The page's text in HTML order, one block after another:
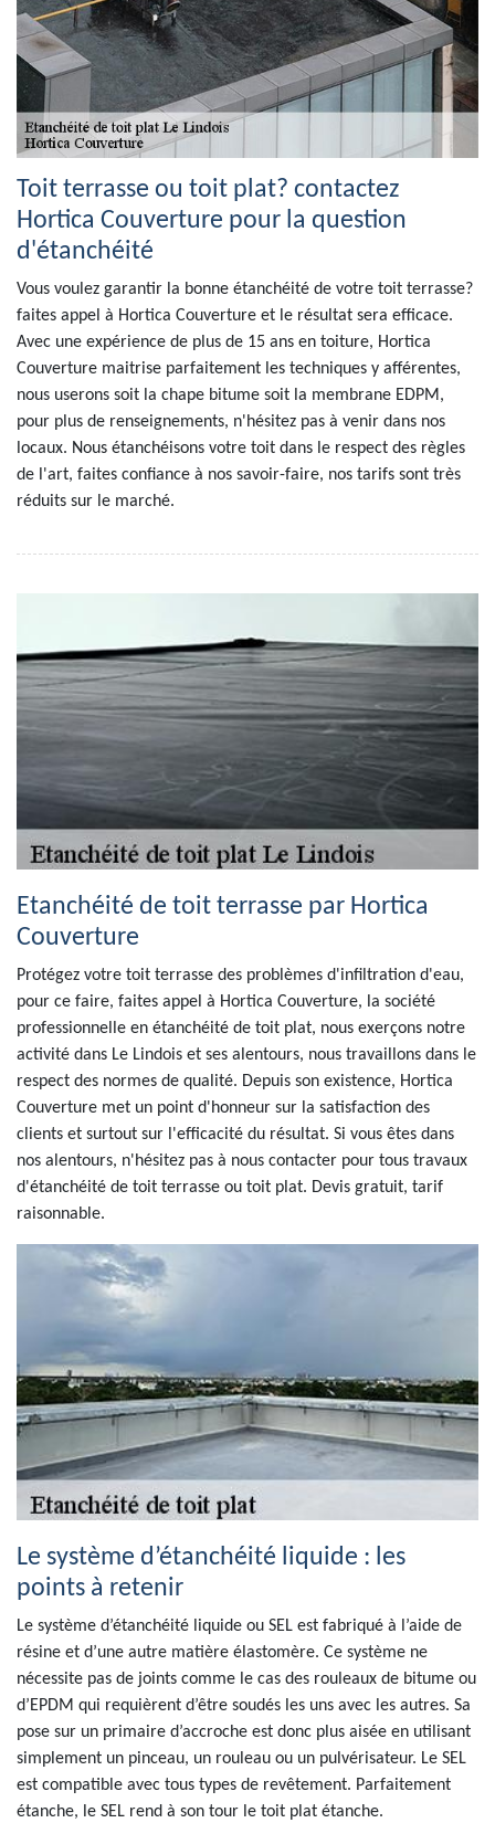
Toit terrasse ou toit plat? contactez
Hortica Couverture pour la question
d'étanchéité
Vous voulez garantir la bonne étanchéité de votre toit terrasse?
faites appel à Hortica Couverture et le résultat sera efficace.
Avec une expérience de plus de 15 ans en toiture, Hortica
Couverture maitrise parfaitement les techniques y afférentes,
nous userons soit la chape bitume soit la membrane EDPM,
pour plus de renseignements, n'hésitez pas à venir dans nos
locaux. Nous étanchéisons votre toit dans le respect des règles
de l'art, faites confiance à nos savoir-faire, nos tarifs sont très
réduits sur le marché.
Etanchéité de toit terrasse par Hortica
Couverture
Protégez votre toit terrasse des problèmes d'infiltration d'eau,
pour ce faire, faites appel à Hortica Couverture, la société
professionnelle en étanchéité de toit plat, nous exerçons notre
activité dans Le Lindois et ses alentours, nous travaillons dans le
respect des normes de qualité. Depuis son existence, Hortica
Couverture met un point d'honneur sur la satisfaction des
clients et surtout sur l'efficacité du résultat. Si vous êtes dans
nos alentours, n'hésitez pas à nous contacter pour tous travaux
d'étanchéité de toit terrasse ou toit plat. Devis gratuit, tarif
raisonnable.
Le système d’étanchéité liquide : les
points à retenir
Le système d’étanchéité liquide ou SEL est fabriqué à l’aide de
résine et d’une autre matière élastomère. Ce système ne
nécessite pas de joints comme le cas des rouleaux de bitume ou
d’EPDM qui requièrent d’être soudés les uns avec les autres. Sa
pose sur un primaire d’accroche est donc plus aisée en utilisant
simplement un pinceau, un rouleau ou un pulvérisateur. Le SEL
est compatible avec tous types de revêtement. Parfaitement
étanche, le SEL rend à son tour le toit plat étanche.